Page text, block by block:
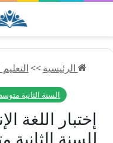
الرئيسية>>
السنة الثانية
إختبار اللغة
للسنة